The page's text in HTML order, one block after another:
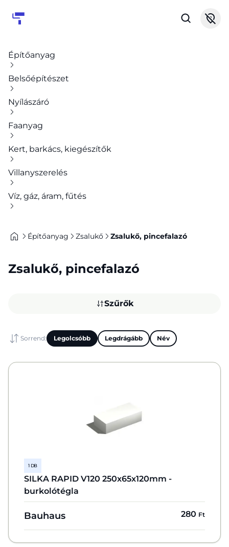
Építőanyag
Belsőépítészet
Nyílászáró
Faanyag
Kert, barkács, kiegészítők
Villanyszerelés
Víz, gáz, áram, fűtés
Építőanyag Zsalukő Zsalukő, pincefalazó
Zsalukő, pincefalazó
Szűrők
Sorrend: Legolcsóbb Legdrágább Név
1 DB
SILKA RAPID V120 250x65x120mm -
burkolótégla
Bauhaus 280 Ft